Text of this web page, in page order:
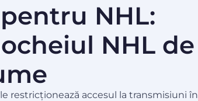
NHL:
NHL de
restricționează accesul la transmisiuni în